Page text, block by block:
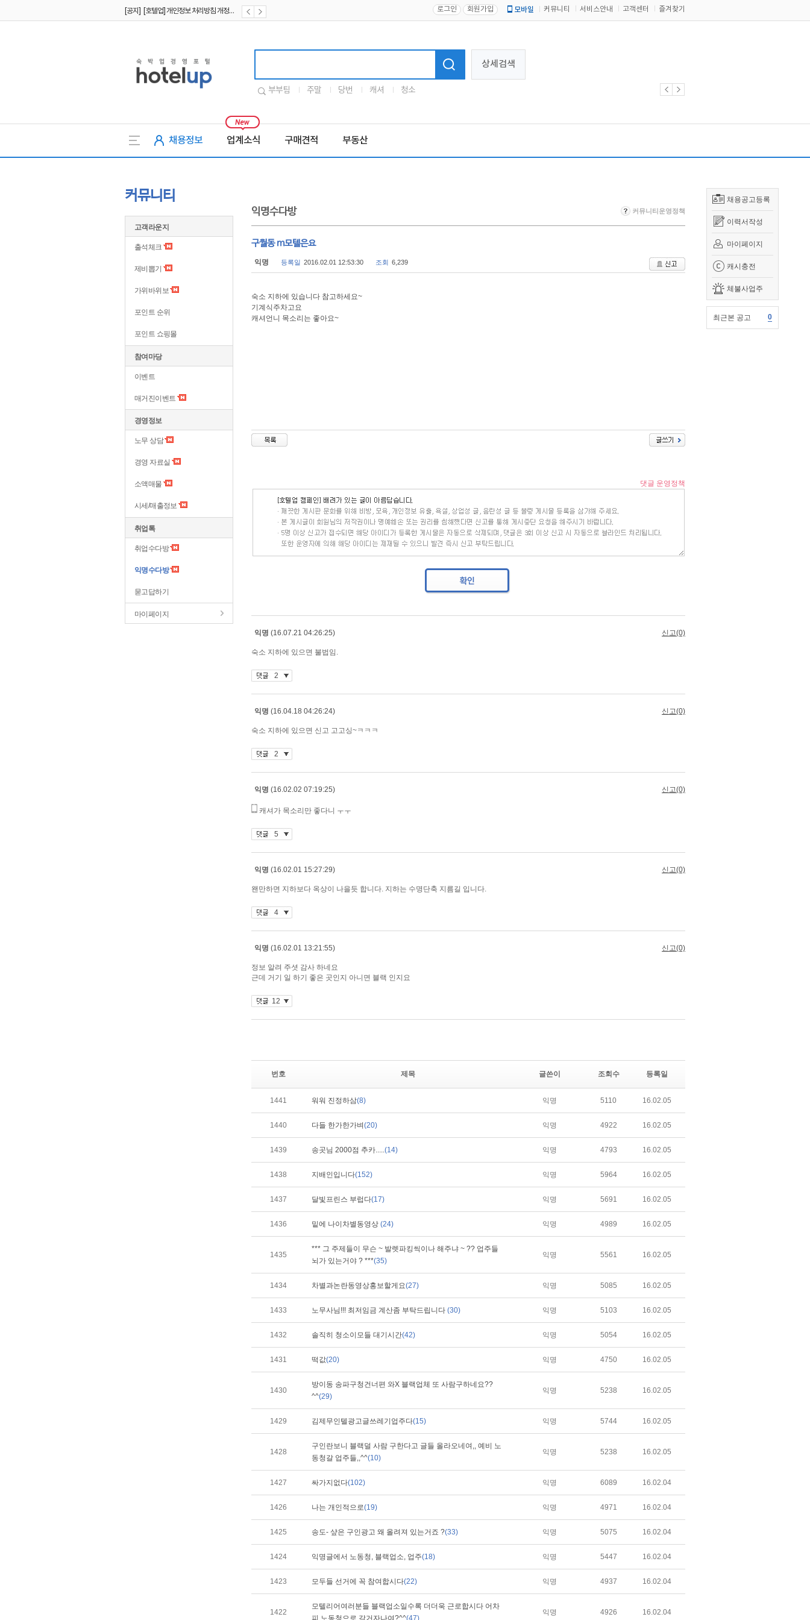
[공지] [호텔업] 개인정보 처리방침 개정본1 (19.09.02) 로그인 회원가입 모바일 커뮤니티 서비스안내 고객센터 즐겨찾기
상세검색
부부팀 주말 당번 캐셔 청소
채용정보 업계소식 구매견적 부동산
채용공고등록
이력서작성
마이페이지
캐시충전
체불사업주
최근본 공고 0
커뮤니티
고객라운지
출석체크
제비뽑기
가위바위보
포인트 순위
포인트 쇼핑몰
참여마당
이벤트
매거진이벤트
경영정보
노무 상담
경영 자료실
소액매물
시세/매출정보
취업톡
취업수다방
익명수다방
묻고답하기
마이페이지
익명수다방 커뮤니티운영정책
구월동 m모텔은요
익명 등록일 2016.02.01 12:53:30 조회 6,239
숙소 지하에 있습니다 참고하세요~
기계식주차고요
캐셔언니 목소리는 좋아요~
번호 제목 글쓴이 조회수 등록일
1441 워워 진정하삼(8) 익명 5110 16.02.05
1440 다들 한가한가벼(20) 익명 4922 16.02.05
1439 송곳님 2000점 추카.....(14) 익명 4793 16.02.05
1438 지배인입니다(152) 익명 5964 16.02.05
1437 달빛프린스 부럽다(17) 익명 5691 16.02.05
1436 밑에 나이차별동영상 (24) 익명 4989 16.02.05
1435
*** 그 주제들이 무슨 ~ 발렛파킹씩이나 해주냐 ~ ?? 업주들
뇌가 있는거야 ? ***(35)
익명 5561 16.02.05
1434 차별과논란동영상홍보할게요(27) 익명 5085 16.02.05
1433 노무사님!!! 최저임금 계산좀 부탁드립니다 (30) 익명 5103 16.02.05
1432 솔직히 청소이모들 대기시간(42) 익명 5054 16.02.05
1431 떡값(20) 익명 4750 16.02.05
1430
방이동 송파구청건너편 와X 블랙업체 또 사람구하네요??
^^(29)
익명 5238 16.02.05
1429 김제무인텔광고글쓰레기업주다(15) 익명 5744 16.02.05
1428
구인란보니 블랙덜 사람 구한다고 글들 올라오네여,, 예비 노
동청갈 업주들,,^^(10)
익명 5238 16.02.05
1427 싸가지없다(102) 익명 6089 16.02.04
1426 나는 개인적으로(19) 익명 4971 16.02.04
1425 송도- 샾은 구인광고 왜 올려져 있는거죠 ?(33) 익명 5075 16.02.04
1424 익명글에서 노동청, 블랙업소, 업주(18) 익명 5447 16.02.04
1423 모두들 선거에 꼭 참여합시다(22) 익명 4937 16.02.04
1422
모텔리어여러분들 블랙업소일수록 더더욱 근로합시다 어차
피 노동청으로 갈거자나여?^^(47)
익명 4926 16.02.04